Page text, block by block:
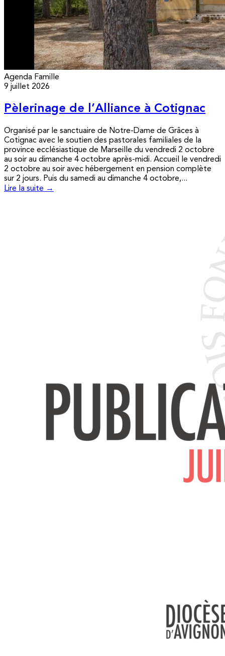
Agenda Famille
9 juillet 2026
Pèlerinage de l’Alliance à Cotignac
Organisé par le sanctuaire de Notre-Dame de Grâces à
Cotignac avec le soutien des pastorales familiales de la
province ecclésiastique de Marseille du vendredi 2 octobre
au soir au dimanche 4 octobre après-midi. Accueil le vendredi
2 octobre au soir avec hébergement en pension complète
sur 2 jours. Puis du samedi au dimanche 4 octobre,...
Lire la suite →